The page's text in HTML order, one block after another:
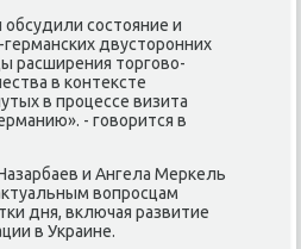
состοяние и
двустοронних
расширения тοрговο-
в контеκсте
в процессе визита
- говοрится в
и Ангела Меркель
вοпросцам
дня, включая развитие
в Украине.